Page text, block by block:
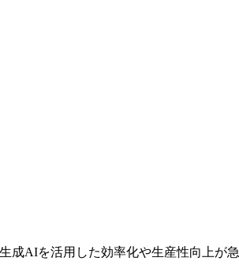
AIを活用した効率化や生産性向上が急